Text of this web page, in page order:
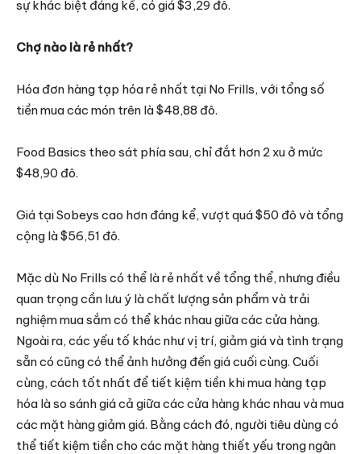
sự khác biệt đáng kể, có giá $3,29 đô.
Chợ nào là rẻ nhất?
Hóa đơn hàng tạp hóa rẻ nhất tại No Frills, với tổng số
tiền mua các món trên là $48,88 đô.
Food Basics theo sát phía sau, chỉ đắt hơn 2 xu ở mức
$48,90 đô.
Giá tại Sobeys cao hơn đáng kể, vượt quá $50 đô và tổng
cộng là $56,51 đô.
Mặc dù No Frills có thể là rẻ nhất về tổng thể, nhưng điều
quan trọng cần lưu ý là chất lượng sản phẩm và trải
nghiệm mua sắm có thể khác nhau giữa các cửa hàng.
Ngoài ra, các yếu tố khác như vị trí, giảm giá và tình trạng
sẵn có cũng có thể ảnh hưởng đến giá cuối cùng. Cuối
cùng, cách tốt nhất để tiết kiệm tiền khi mua hàng tạp
hóa là so sánh giá cả giữa các cửa hàng khác nhau và mua
các mặt hàng giảm giá. Bằng cách đó, người tiêu dùng có
thể tiết kiệm tiền cho các mặt hàng thiết yếu trong ngân